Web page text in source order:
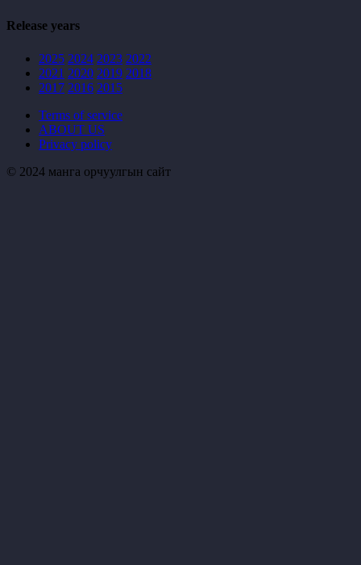
Release years
2025 2024 2023 2022
2021 2020 2019 2018
2017 2016 2015
Terms of service
ABOUT US
Privacy policy
© 2024 манга орчуулгын сайт